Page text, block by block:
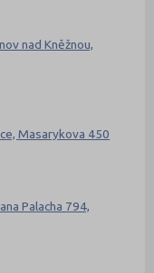
nad Kněžnou,
Masarykova 450
Palacha 794,